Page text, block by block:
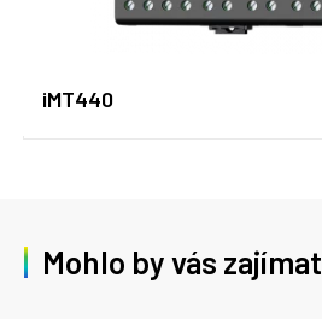
iMT440
Mohlo by vás zajímat